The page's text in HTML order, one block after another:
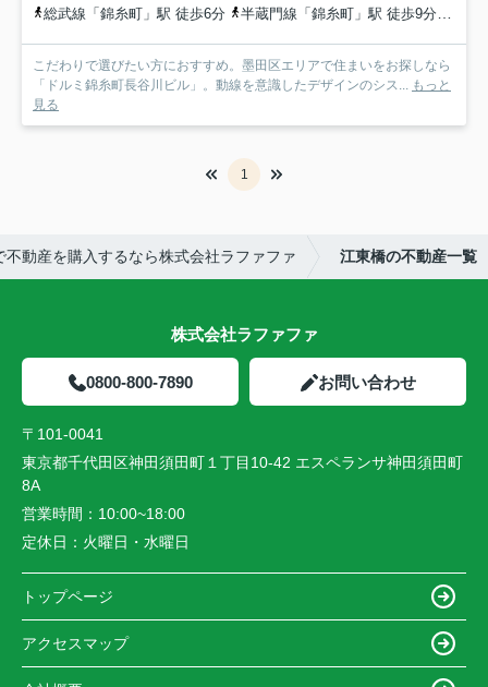
総武線「錦糸町」駅 徒歩6分
半蔵門線「錦糸町」駅 徒歩9分
こだわりで選びたい方におすすめ。墨田区エリアで住まいをお探しなら
「ドルミ錦糸町長谷川ビル」。動線を意識したデザインのシス... もっと
見る
1
不動産を購入するなら株式会社ラファファ 江東橋の不動産一覧
株式会社ラファファ
0800-800-7890 お問い合わせ
〒101-0041
東京都千代田区神田須田町１丁目10-42 エスペランサ神田須田町
8A
営業時間： 10:00~18:00
定休日： 火曜日・水曜日
トップページ
アクセスマップ